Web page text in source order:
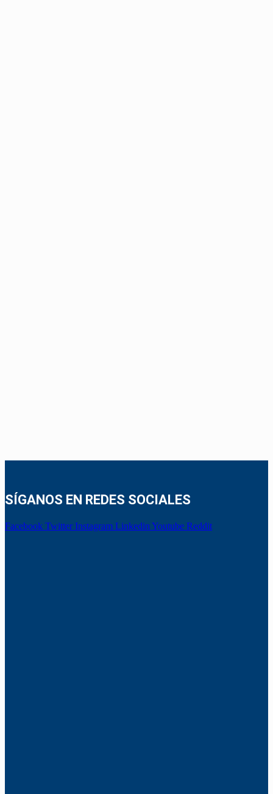
SÍGANOS EN REDES SOCIALES
Facebook Twitter Instagram Linkedin Youtube Reddit